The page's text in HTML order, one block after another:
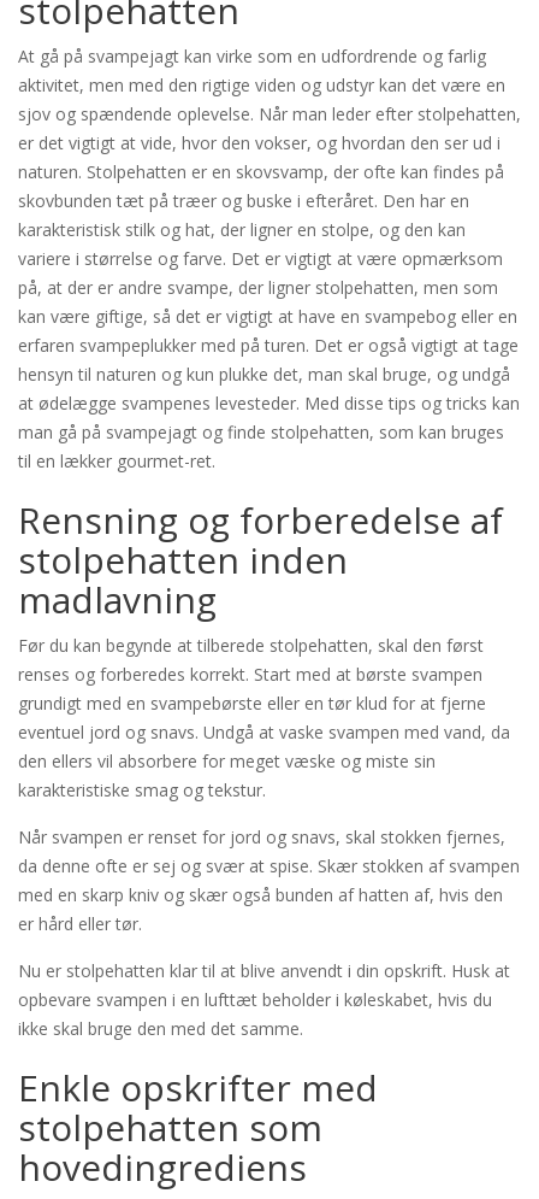
stolpehatten
At gå på svampejagt kan virke som en udfordrende og farlig
aktivitet, men med den rigtige viden og udstyr kan det være en
sjov og spændende oplevelse. Når man leder efter stolpehatten,
er det vigtigt at vide, hvor den vokser, og hvordan den ser ud i
naturen. Stolpehatten er en skovsvamp, der ofte kan findes på
skovbunden tæt på træer og buske i efteråret. Den har en
karakteristisk stilk og hat, der ligner en stolpe, og den kan
variere i størrelse og farve. Det er vigtigt at være opmærksom
på, at der er andre svampe, der ligner stolpehatten, men som
kan være giftige, så det er vigtigt at have en svampebog eller en
erfaren svampeplukker med på turen. Det er også vigtigt at tage
hensyn til naturen og kun plukke det, man skal bruge, og undgå
at ødelægge svampenes levesteder. Med disse tips og tricks kan
man gå på svampejagt og finde stolpehatten, som kan bruges
til en lækker gourmet-ret.
Rensning og forberedelse af
stolpehatten inden
madlavning
Før du kan begynde at tilberede stolpehatten, skal den først
renses og forberedes korrekt. Start med at børste svampen
grundigt med en svampebørste eller en tør klud for at fjerne
eventuel jord og snavs. Undgå at vaske svampen med vand, da
den ellers vil absorbere for meget væske og miste sin
karakteristiske smag og tekstur.
Når svampen er renset for jord og snavs, skal stokken fjernes,
da denne ofte er sej og svær at spise. Skær stokken af svampen
med en skarp kniv og skær også bunden af hatten af, hvis den
er hård eller tør.
Nu er stolpehatten klar til at blive anvendt i din opskrift. Husk at
opbevare svampen i en lufttæt beholder i køleskabet, hvis du
ikke skal bruge den med det samme.
Enkle opskrifter med
stolpehatten som
hovedingrediens